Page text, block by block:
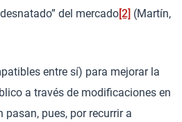
del mercado[2] (Martín,
entre sí) para mejorar la
a través de modificaciones en
pues, por recurrir a